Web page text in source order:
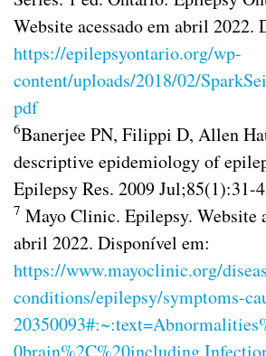
Website acessado em abril 2022.
https://epilepsyontario.org/wp-
content/uploads/2018/02/
pdf
6Banerjee PN, Filippi D, Allen
descriptive epidemiology of
Epilepsy Res. 2009 Jul;85(1):31-
7 Mayo Clinic. Epilepsy. Website
abril 2022. Disponível em:
https://www.mayoclinic.org/
conditions/epilepsy/symptoms-